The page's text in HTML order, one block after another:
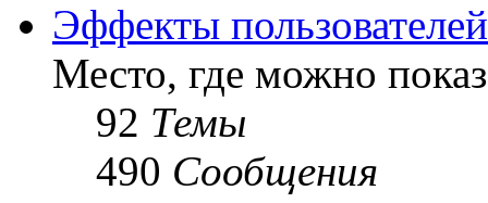
Эффекты пользователей
Место, где можно
92 Темы
490 Сообщения